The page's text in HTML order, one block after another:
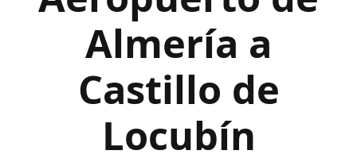
Almería a
Castillo de
Locubín